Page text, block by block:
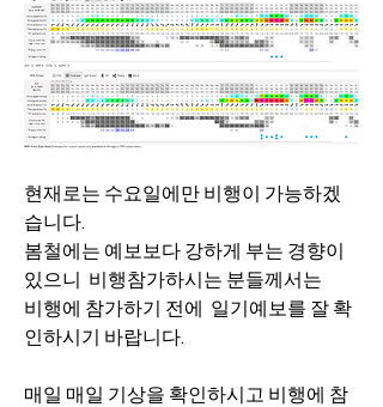
현재로는 수요일에만 비행이 가능하겠
습니다.
봄철에는 예보보다 강하게 부는 경향이
있으니  비행참가하시는 분들께서는
비행에 참가하기 전에  일기예보를 잘 확
인하시기 바랍니다.
매일 매일 기상을 확인하시고 비행에 참